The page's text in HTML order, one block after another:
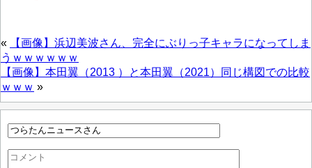
«
【画像】浜辺美波さん、完全にぶりっ子キャラになってしま
うｗｗｗｗｗｗ
【画像】本田翼（2013 ）と本田翼（2021）同じ構図での比較
ｗｗｗ »